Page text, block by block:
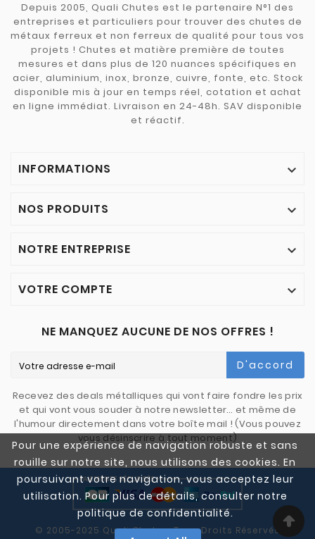
Pour une expérience de navigation robuste et sans
rouille sur notre site, nous utilisons des cookies. En
poursuivant votre navigation, vous acceptez leur
utilisation. Pour plus de détails, consulter notre
politique de confidentialité.
Depuis 2005, Quali Chutes est le partenaire N°1 des
entreprises et particuliers pour trouver des chutes de
métaux ferreux et non ferreux de qualité pour tous vos
projets ! Chutes et matière première de toutes
mesures et dans plus de 120 nuances spécifiques en
acier, aluminium, inox, bronze, cuivre, fonte, etc. Stock
disponible mis à jour en temps réel, cotation et achat
en ligne immédiat. Livraison en 24-48h. SAV disponible
et réactif.
INFORMATIONS 
NOS PRODUITS 
NOTRE ENTREPRISE 
VOTRE COMPTE 
NE MANQUEZ AUCUNE DE NOS OFFRES !
D'accord
Recevez des deals métalliques qui vont faire fondre les prix
et qui vont vous souder à notre newsletter… et même de
l'humour directement dans votre boîte mail ! (Vous pouvez
vous désinscrire à tout moment)
© 2005-2025 Quali Chutes. Tous Droits Réservés